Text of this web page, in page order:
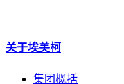
关于埃美柯
集团概括